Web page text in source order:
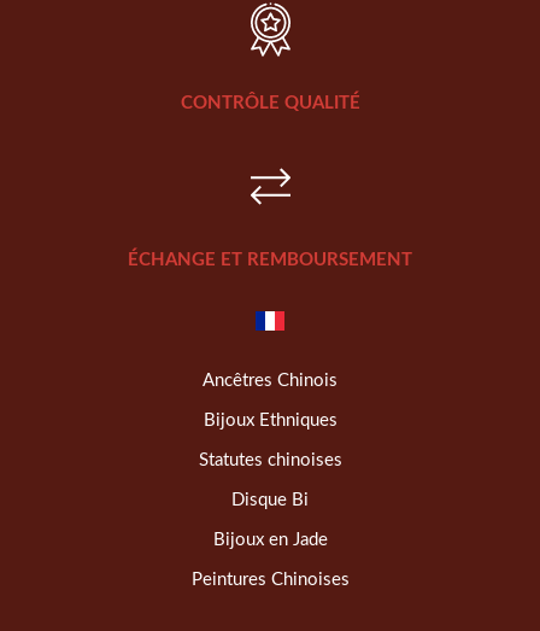
CONTRÔLE QUALITÉ
ÉCHANGE ET REMBOURSEMENT
Ancêtres Chinois
Bijoux Ethniques
Statutes chinoises
Disque Bi
Bijoux en Jade
Peintures Chinoises